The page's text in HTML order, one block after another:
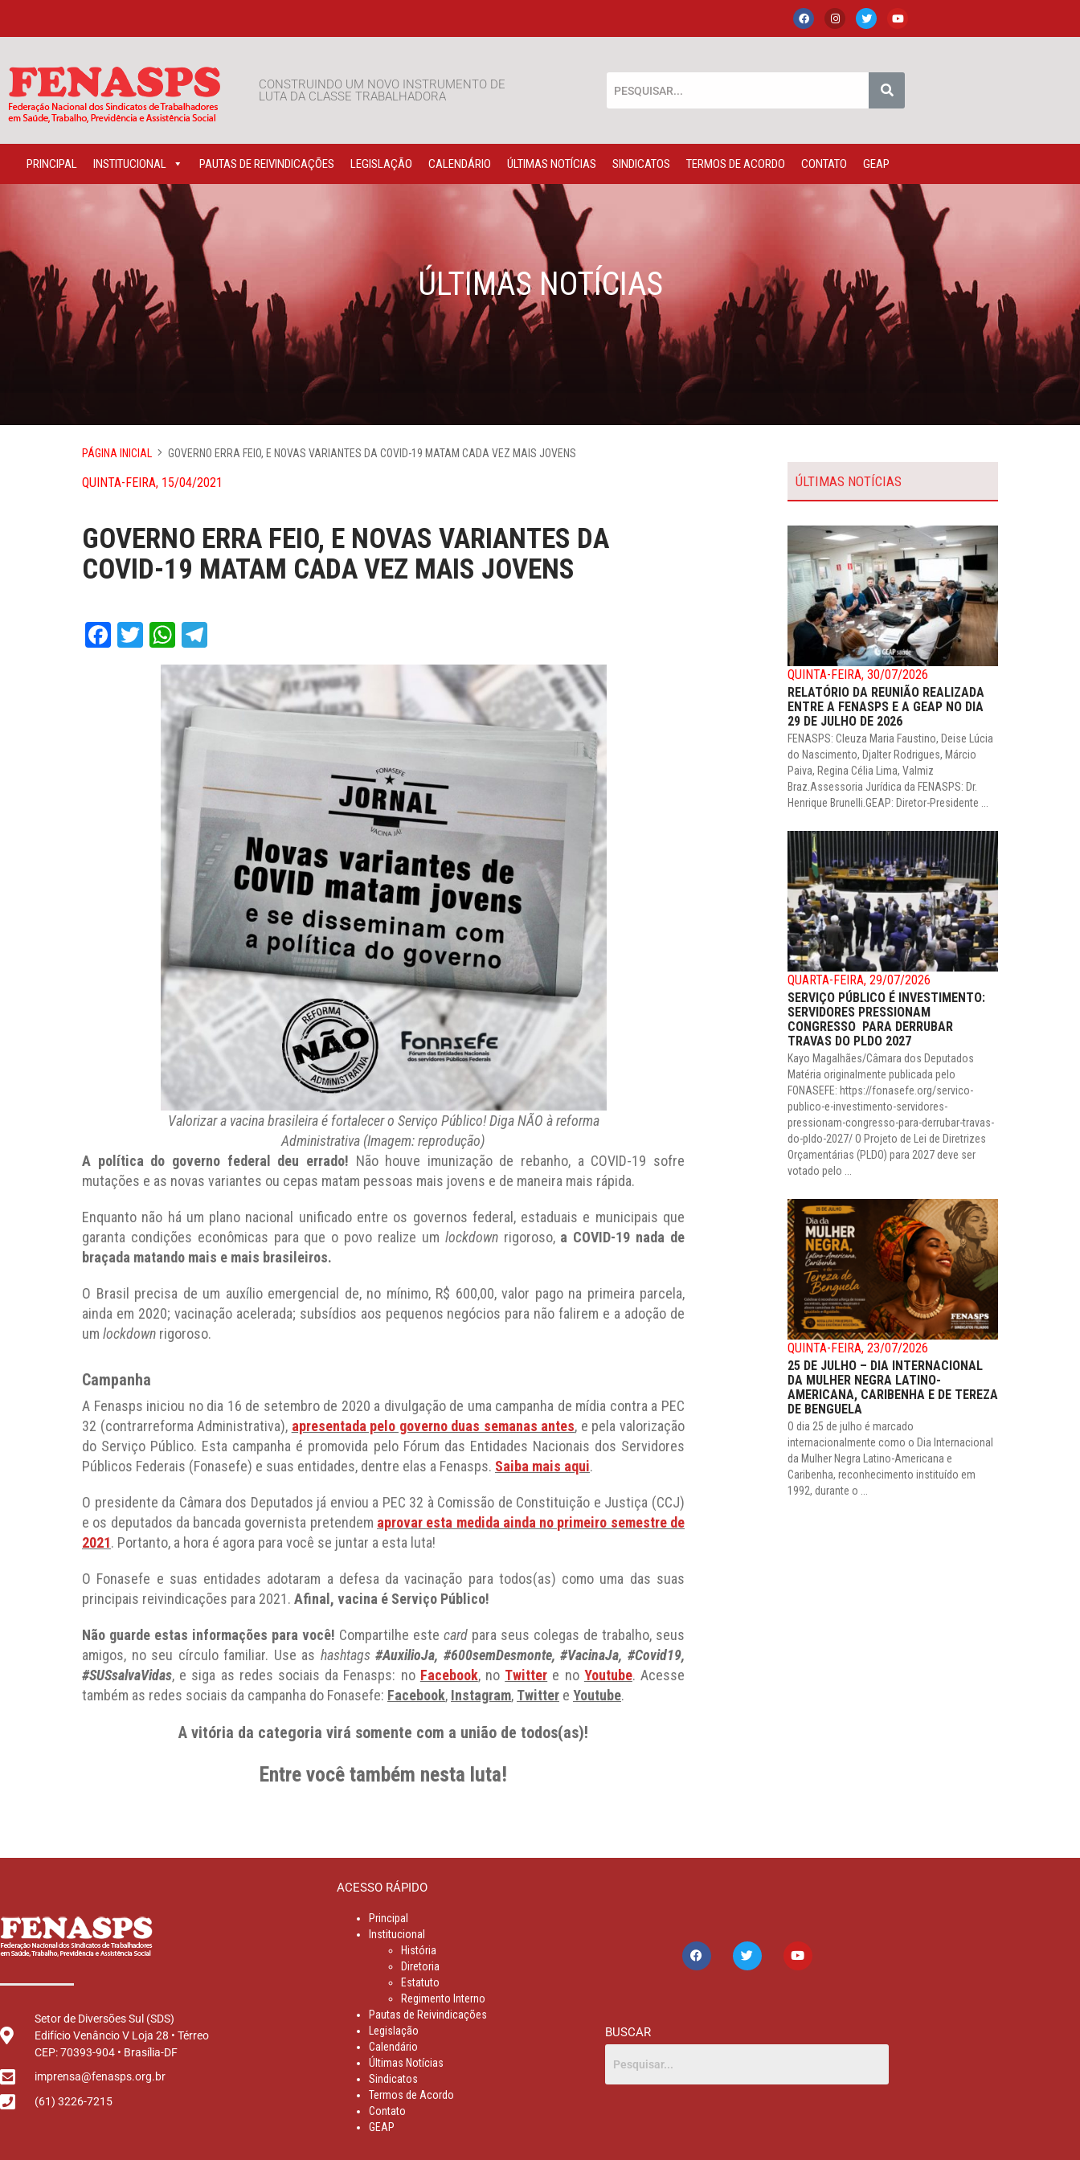
CONSTRUINDO UM NOVO INSTRUMENTO DE
LUTA DA CLASSE TRABALHADORA
PRINCIPAL INSTITUCIONAL PAUTAS DE REIVINDICAÇÕES LEGISLAÇÃO CALENDÁRIO ÚLTIMAS NOTÍCIAS SINDICATOS TERMOS DE ACORDO CONTATO GEAP
ÚLTIMAS NOTÍCIAS
PÁGINA INICIAL GOVERNO ERRA FEIO, E NOVAS VARIANTES DA COVID-19 MATAM CADA VEZ MAIS JOVENS
QUINTA-FEIRA, 15/04/2021
GOVERNO ERRA FEIO, E NOVAS VARIANTES DA
COVID-19 MATAM CADA VEZ MAIS JOVENS
Facebook
TwitterWhatsApp
Valorizar a vacina brasileira é fortalecer o Serviço Público! Diga NÃO à reforma
Administrativa (Imagem: reprodução)
A política do governo federal deu errado! Não houve imunização de rebanho, a COVID-19 sofre
mutações e as novas variantes ou cepas matam pessoas mais jovens e de maneira mais rápida.
Enquanto não há um plano nacional unificado entre os governos federal, estaduais e municipais que
garanta condições econômicas para que o povo realize um lockdownrigoroso, a COVID-19 nada de
braçada matando mais e mais brasileiros.
O Brasil precisa de um auxílio emergencial de, no mínimo, R$ 600,00, valor pago na primeira parcela,
ainda em 2020; vacinação acelerada; subsídios aos pequenos negócios para não falirem e a adoção de
um lockdown rigoroso.
Campanha
A Fenasps iniciou no dia 16 de setembro de 2020 a divulgação de uma campanha de mídia contra a PEC
32 (contrarreforma Administrativa), apresentada pelo governo duas semanas antes, e pela valorização
do Serviço Público. Esta campanha é promovida pelo Fórum das Entidades Nacionais dos Servidores
Públicos Federais (Fonasefe) e suas entidades, dentre elas a Fenasps. Saiba mais aqui.
O presidente da Câmara dos Deputados já enviou a PEC 32 à Comissão de Constituição e Justiça (CCJ)
e os deputados da bancada governista pretendem aprovar esta medida ainda no primeiro semestre de
2021. Portanto, a hora é agora para você se juntar a esta luta!
O Fonasefe e suas entidades adotaram a defesa da vacinação para todos(as) como uma das suas
principais reivindicações para 2021. Afinal, vacina é Serviço Público!
Não guarde estas informações para você! Compartilhe este card para seus colegas de trabalho, seus
amigos, no seu círculo familiar. Use as hashtags #AuxilioJa, #600semDesmonte, #VacinaJa, #Covid19,
#SUSsalvaVidas, e siga as redes sociais da Fenasps: no Facebook, no Twitter e no Youtube. Acesse
também as redes sociais da campanha do Fonasefe: Facebook, Instagram, Twitter e Youtube.
A vitória da categoria virá somente com a união de todos(as)!
Entre você também nesta luta!
ÚLTIMAS NOTÍCIAS
QUINTA-FEIRA, 30/07/2026
RELATÓRIO DA REUNIÃO REALIZADA
ENTRE A FENASPS E A GEAP NO DIA
29 DE JULHO DE 2026
FENASPS: Cleuza Maria Faustino, Deise Lúcia
do Nascimento, Djalter Rodrigues, Márcio
Paiva, Regina Célia Lima, Valmiz
Braz.Assessoria Jurídica da FENASPS: Dr.
Henrique Brunelli.GEAP: Diretor-Presidente ...
QUARTA-FEIRA, 29/07/2026
SERVIÇO PÚBLICO É INVESTIMENTO:
SERVIDORES PRESSIONAM
CONGRESSO PARA DERRUBAR
TRAVAS DO PLDO 2027
Kayo Magalhães/Câmara dos Deputados
Matéria originalmente publicada pelo
FONASEFE: https://fonasefe.org/servico-
publico-e-investimento-servidores-
pressionam-congresso-para-derrubar-travas-
do-pldo-2027/ O Projeto de Lei de Diretrizes
Orçamentárias (PLDO) para 2027 deve ser
votado pelo ...
QUINTA-FEIRA, 23/07/2026
25 DE JULHO – DIA INTERNACIONAL
DA MULHER NEGRA LATINO-
AMERICANA, CARIBENHA E DE TEREZA
DE BENGUELA
O dia 25 de julho é marcado
internacionalmente como o Dia Internacional
da Mulher Negra Latino-Americana e
Caribenha, reconhecimento instituído em
1992, durante o ...
Setor de Diversões Sul (SDS)
Edifício Venâncio V Loja 28 • Térreo
CEP: 70393-904 • Brasília-DF
imprensa@fenasps.org.br
(61) 3226-7215
ACESSO RÁPIDO
Principal
Institucional
História
Diretoria
Estatuto
Regimento Interno
Pautas de Reivindicações
Legislação
Calendário
Últimas Notícias
Sindicatos
Termos de Acordo
Contato
GEAP
BUSCAR